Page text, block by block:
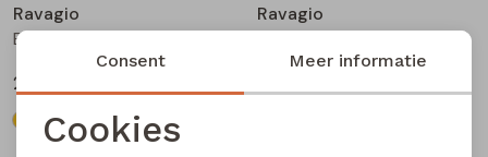
Ravagio
Bogan W20218 jongens sweatshirt Geel
22,99
Ravagio
Bogan W20218 jongens sweatshirt Beige
Noodzakelijke cookies
Consent Meer informatie
Cookies